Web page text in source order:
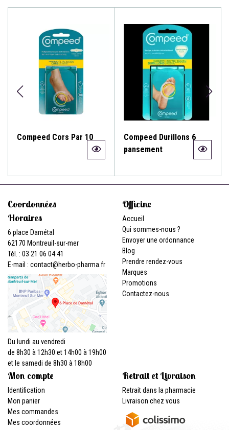
Compeed Cors Par 10
Compeed Durillons 6
pansement
Coordonnées
Horaires
6 place Darnétal
62170 Montreuil-sur-mer
Tél. : 03 21 06 04 41
E-mail : contact@herbo-pharma.fr
Du lundi au vendredi
de 8h30 à 12h30 et 14h00 à 19h00
et le samedi de 8h30 à 18h00
Officine
Accueil
Qui sommes-nous ?
Envoyer une ordonnance
Blog
Prendre rendez-vous
Marques
Promotions
Contactez-nous
Mon compte
Identification
Mon panier
Mes commandes
Mes coordonnées
Retrait et Livraison
Retrait dans la pharmacie
Livraison chez vous